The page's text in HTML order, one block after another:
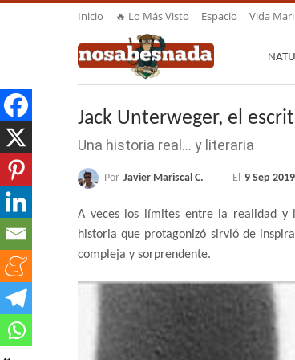
Inicio 🔥 Lo Más Visto Espacio Vida
Jack Unterweger, el
Una historia real… y literaria
Por Javier Mariscal C. El 9 Sep 2019
A veces los límites entre la realidad y
historia que protagonizó sirvió de
compleja y sorprendente.